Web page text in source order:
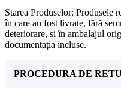
Starea Produselor: Produsele
în care au fost livrate, fără
deteriorare, și în ambalajul
documentația incluse.
PROCEDURA DE